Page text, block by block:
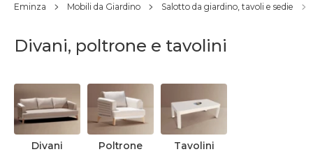
Eminza Mobili da Giardino Salotto da giardino, tavoli e sedie
Divani, poltrone e tavolini
Divani Poltrone Tavolini